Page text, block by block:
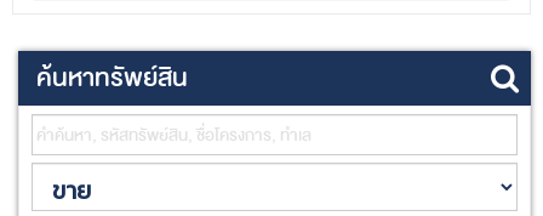
ค้นหาทรัพย์สิน